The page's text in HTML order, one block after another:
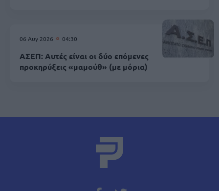
06 Αυγ 2026 04:30
ΑΣΕΠ: Αυτές είναι οι δύο επόμενες
προκηρύξεις «μαμούθ» (με μόρια)